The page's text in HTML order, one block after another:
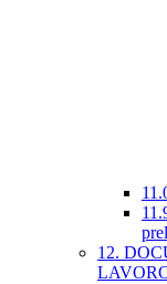
12.